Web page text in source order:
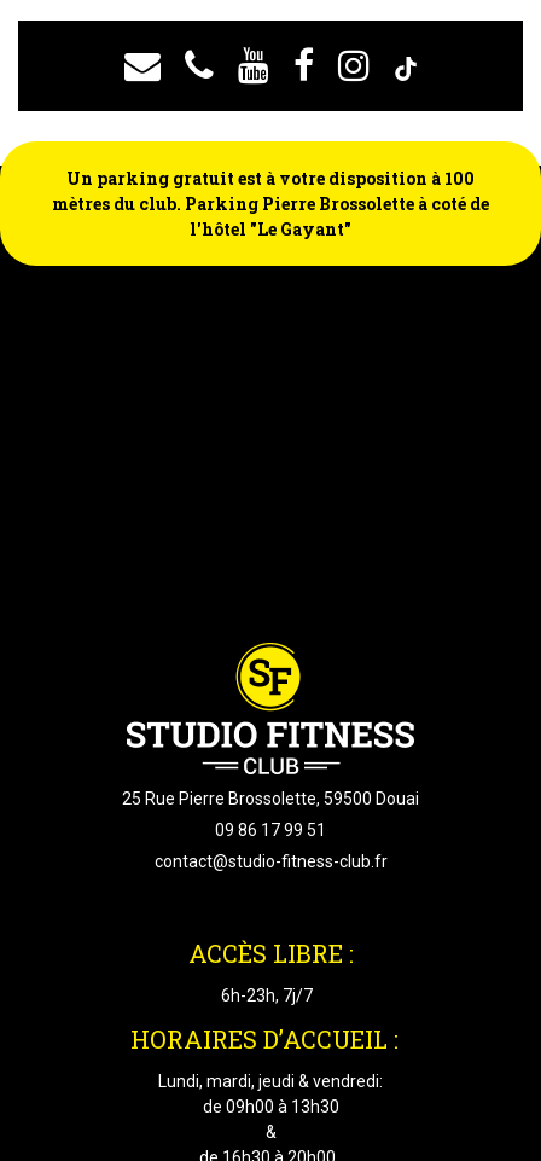
25 Rue Pierre Brossolette, 59500 Douai
09 86 17 99 51
contact@studio-fitness-club.fr
ACCÈS LIBRE :
6h-23h, 7j/7
HORAIRES D’ACCUEIL :
Lundi, mardi, jeudi & vendredi:
de 09h00 à 13h30
&
Un parking gratuit est à votre disposition à 100
mètres du club. Parking Pierre Brossolette à coté de
l'hôtel "Le Gayant"